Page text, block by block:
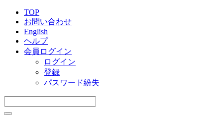
TOP
お問い合わせ
English
ヘルプ
会員ログイン
ログイン
登録
パスワード紛失